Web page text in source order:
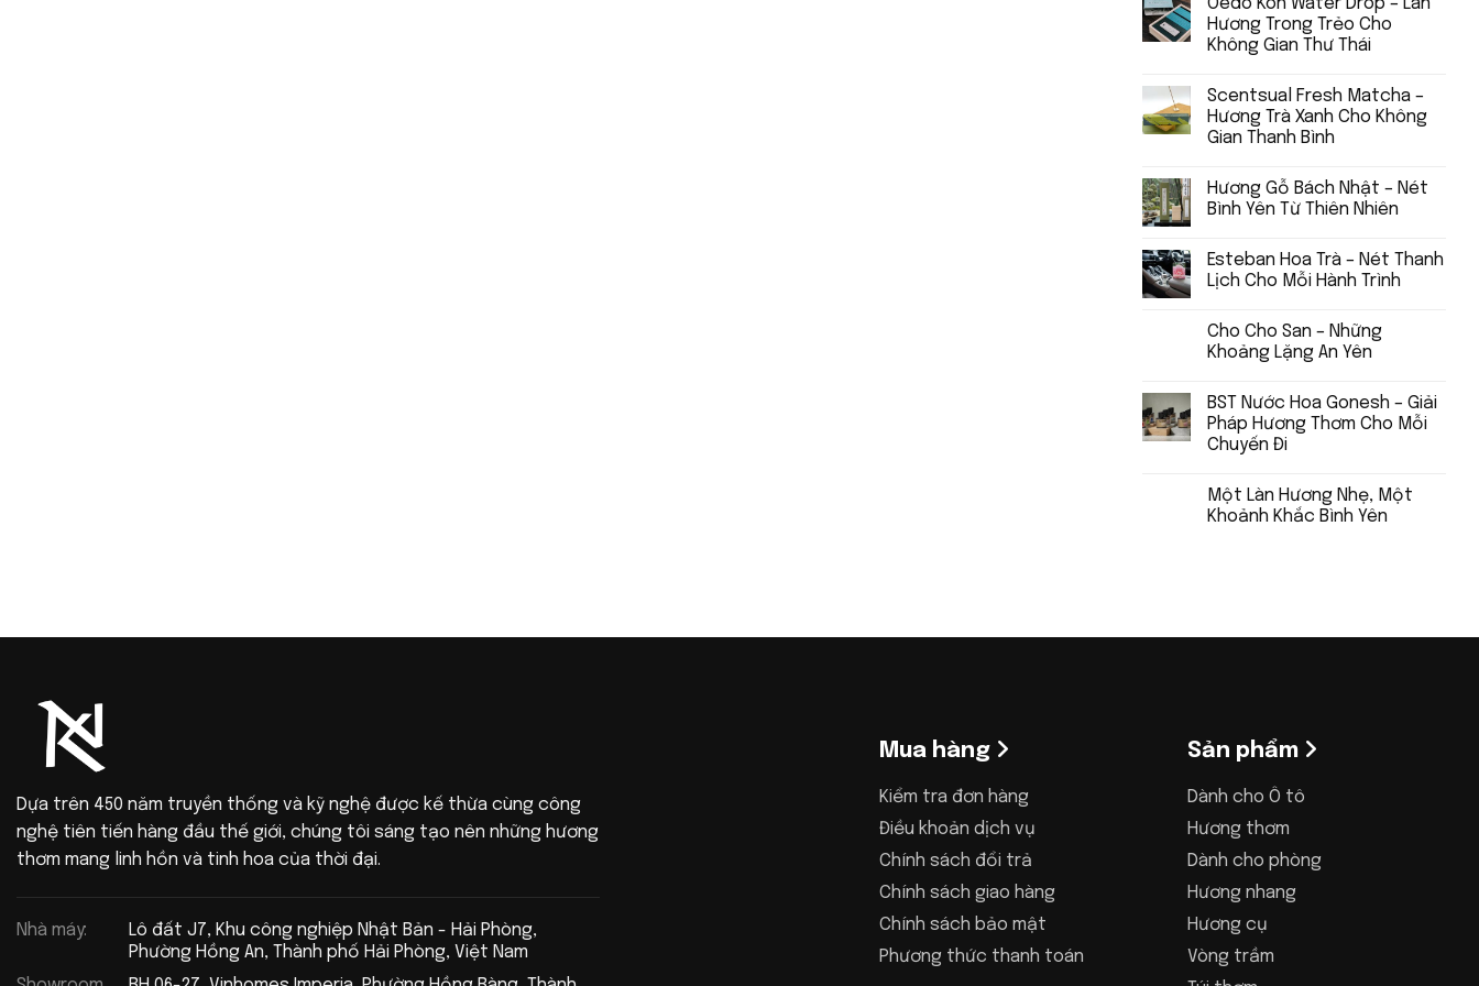
Oedo Koh Water Drop – Làn
Hương Trong Trẻo Cho
Không Gian Thư Thái
Scentsual Fresh Matcha –
Hương Trà Xanh Cho Không
Gian Thanh Bình
Hương Gỗ Bách Nhật – Nét
Bình Yên Từ Thiên Nhiên
Esteban Hoa Trà – Nét Thanh
Lịch Cho Mỗi Hành Trình
Cho Cho San – Những
Khoảng Lặng An Yên
BST Nước Hoa Gonesh – Giải
Pháp Hương Thơm Cho Mỗi
Chuyến Đi
Một Làn Hương Nhẹ, Một
Khoảnh Khắc Bình Yên
Dựa trên 450 năm truyền thống và kỹ nghệ được kế thừa cùng công
nghệ tiên tiến hàng đầu thế giới, chúng tôi sáng tạo nên những hương
thơm mang linh hồn và tinh hoa của thời đại.
Nhà máy:
Lô đất J7, Khu công nghiệp Nhật Bản - Hải Phòng,
Phường Hồng An, Thành phố Hải Phòng, Việt Nam
Mua hàng
Kiểm tra đơn hàng
Điều khoản dịch vụ
Chính sách đổi trả
Chính sách giao hàng
Chính sách bảo mật
Phương thức thanh toán
Sản phẩm
Dành cho Ô tô
Hương thơm
Dành cho phòng
Hương nhang
Hương cụ
Vòng trầm